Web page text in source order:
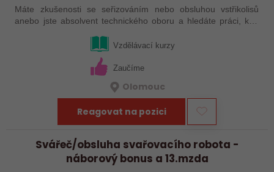
Máte zkušenosti se seřizováním nebo obsluhou vstřikolisů
anebo jste absolvent technického oboru a hledáte práci, kde
řešení a práce přímo ve…Vzdělávací kurzy
Zaučíme
Olomouc
Reagovat na pozici
Svářeč/obsluha svařovacího robota -
náborový bonus a 13.mzda